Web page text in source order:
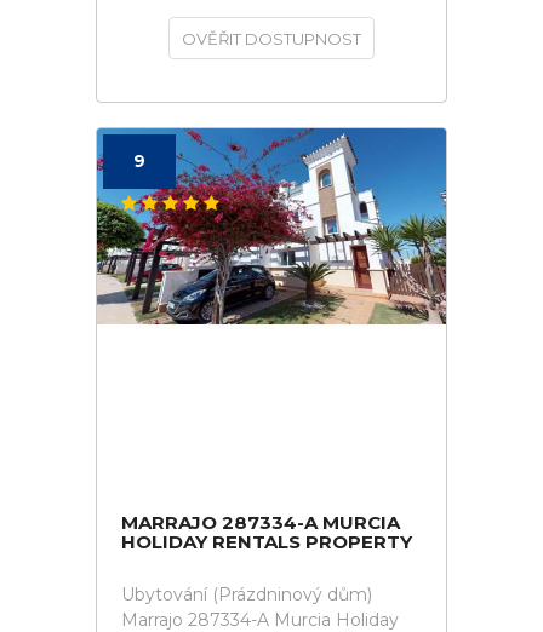
OVĚŘIT DOSTUPNOST
9
MARRAJO 287334-A MURCIA
HOLIDAY RENTALS PROPERTY
Ubytování (Prázdninový dům)
Marrajo 287334-A Murcia Holiday